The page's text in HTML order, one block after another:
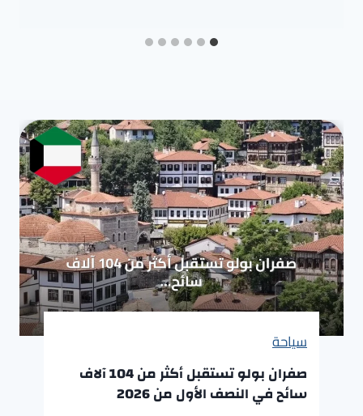
سياحة
صفران بولو تستقبل أكثر من 104 آلاف
سائح في النصف الأول من 2026